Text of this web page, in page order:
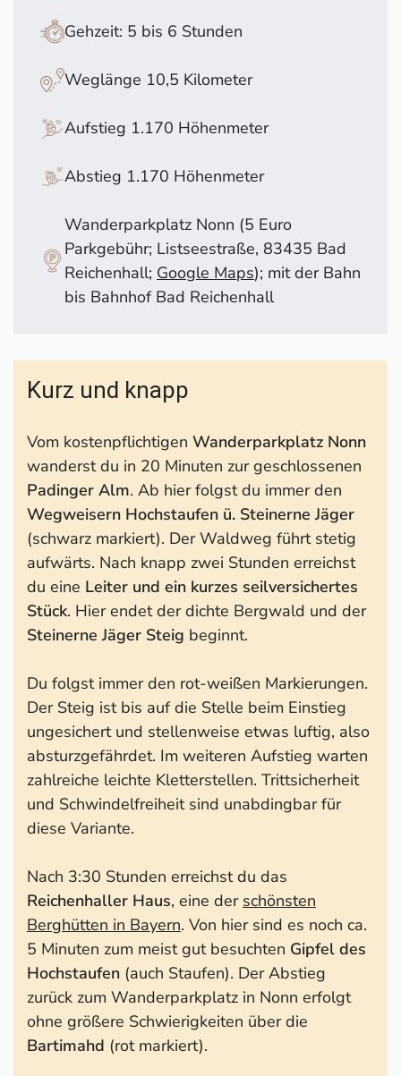
Einkehrmöglichkeiten
Hochstaufen
Hochstaufen wissen
Wanderführer für die Chiemgauer Alpen
Gehzeit: 5 bis 6 Stunden
Weglänge 10,5 Kilometer
Aufstieg 1.170 Höhenmeter
Abstieg 1.170 Höhenmeter
Wanderparkplatz Nonn (5 Euro
Parkgebühr; Listseestraße, 83435 Bad
Reichenhall; Google Maps); mit der Bahn
bis Bahnhof Bad Reichenhall
Kurz und knapp
Vom kostenpflichtigen Wanderparkplatz Nonn
wanderst du in 20 Minuten zur geschlossenen
Padinger Alm. Ab hier folgst du immer den
Wegweisern Hochstaufen ü. Steinerne Jäger
(schwarz markiert). Der Waldweg führt stetig
aufwärts. Nach knapp zwei Stunden erreichst
du eine Leiter und ein kurzes seilversichertes
Stück. Hier endet der dichte Bergwald und der
Steinerne Jäger Steig beginnt.
Du folgst immer den rot-weißen Markierungen.
Der Steig ist bis auf die Stelle beim Einstieg
ungesichert und stellenweise etwas luftig, also
absturzgefährdet. Im weiteren Aufstieg warten
zahlreiche leichte Kletterstellen. Trittsicherheit
und Schwindelfreiheit sind unabdingbar für
diese Variante.
Nach 3:30 Stunden erreichst du das
Reichenhaller Haus, eine der schönsten
Berghütten in Bayern. Von hier sind es noch ca.
5 Minuten zum meist gut besuchten Gipfel des
Hochstaufen (auch Staufen). Der Abstieg
zurück zum Wanderparkplatz in Nonn erfolgt
ohne größere Schwierigkeiten über die
Bartimahd (rot markiert).